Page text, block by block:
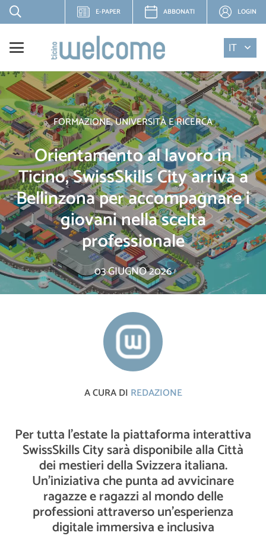
E-PAPER ABBONATI LOGIN
IT
FORMAZIONE, UNIVERSITÀ E RICERCA
Orientamento al lavoro in
Ticino, SwissSkills City arriva a
Bellinzona per accompagnare i
giovani nella scelta
professionale
03 GIUGNO 2026
A CURA DI REDAZIONE
Per tutta l’estate la piattaforma interattiva
SwissSkills City sarà disponibile alla Città
dei mestieri della Svizzera italiana.
Un’iniziativa che punta ad avvicinare
ragazze e ragazzi al mondo delle
professioni attraverso un’esperienza
digitale immersiva e inclusiva